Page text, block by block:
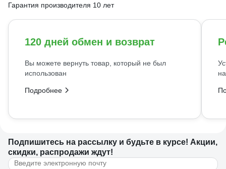
Гарантия производителя 10 лет
120 дней обмен и возврат
Вы можете вернуть товар, который не был
использован
Подробнее
Подпишитесь на рассылку и будьте в курсе! Акции,
скидки, распродажи ждут!